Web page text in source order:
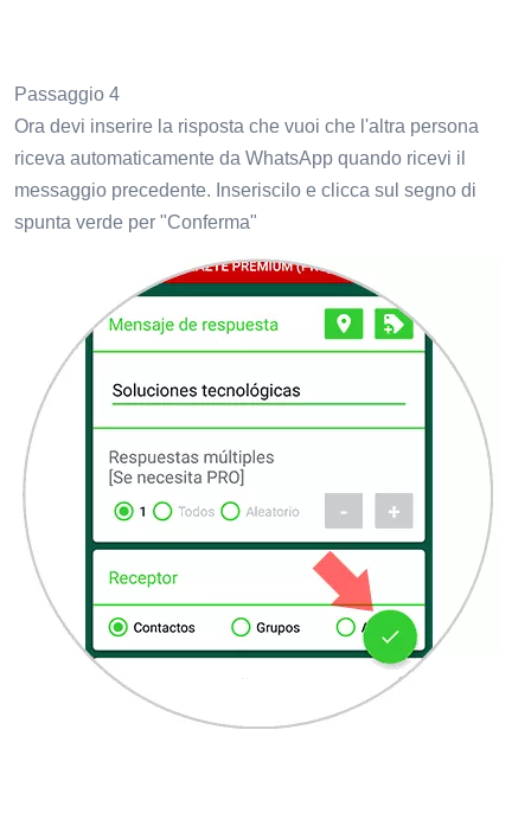
Passaggio 4
Ora devi inserire la risposta che vuoi che l'altra persona
riceva automaticamente da WhatsApp quando ricevi il
messaggio precedente. Inseriscilo e clicca sul segno di
spunta verde per "Conferma"